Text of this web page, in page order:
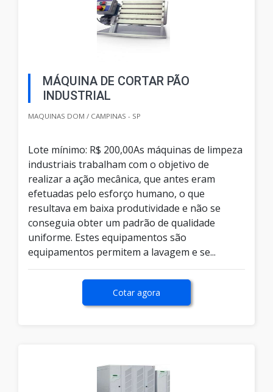
MÁQUINA DE CORTAR PÃO
INDUSTRIAL
MAQUINAS DOM / CAMPINAS - SP
Lote mínimo: R$ 200,00As máquinas de limpeza
industriais trabalham com o objetivo de
realizar a ação mecânica, que antes eram
efetuadas pelo esforço humano, o que
resultava em baixa produtividade e não se
conseguia obter um padrão de qualidade
uniforme. Estes equipamentos são
equipamentos permitem a lavagem e se...
Cotar agora